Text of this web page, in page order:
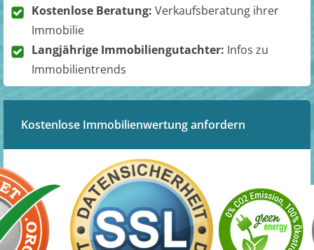
Kostenlose Beratung: Verkaufsberatung ihrer
Immobilie
Langjährige Immobiliengutachter: Infos zu
Immobilientrends
Kostenlose Immobilienwertung anfordern